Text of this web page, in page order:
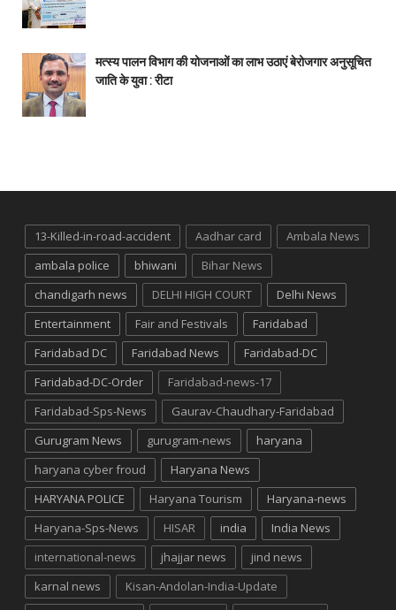
मत्स्य पालन विभाग की योजनाओं का लाभ उठाएं बेरोजगार अनुसूचित
जाति के युवा : रीटा
13-Killed-in-road-accident Aadhar card
Ambala News
ambala police
bhiwani
Bihar News
chandigarh news
DELHI HIGH COURT
Delhi News
Entertainment
Fair and Festivals
Faridabad
Faridabad DC
Faridabad News
Faridabad-DC
Faridabad-DC-Order
Faridabad-news-17
Faridabad-Sps-News
Gaurav-Chaudhary-Faridabad
Gurugram News
gurugram-news
haryana
haryana cyber froud
Haryana News
HARYANA POLICE
Haryana Tourism
Haryana-news
Haryana-Sps-News
HISAR india
India News
international-news
jhajjar news
jind news
karnal news
Kisan-Andolan-India-Update